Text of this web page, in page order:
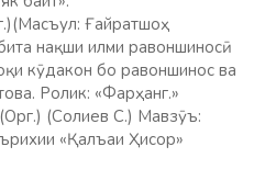
Ғайратшоҳ
нақши илми равоншиносӣ
кӯдакон бо равоншинос ва
Ролик: «Фарҳанг.»
(Солиев С.) Мавзӯъ:
«Қалъаи Ҳисор»